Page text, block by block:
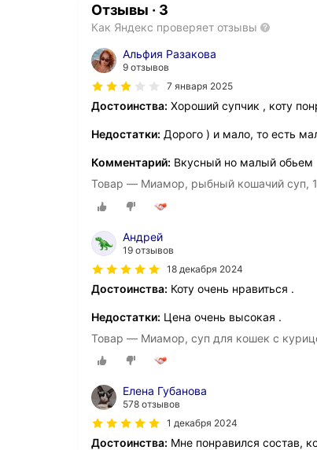
Отзывы · 3
Как Яндекс проверяет отзывы
Альфия Разакова
9 отзывов
7 января 2025
Достоинства: Хороший супчик , коту
Недостатки: Дорого ) и мало, то есть
Комментарий: Вкусный но малый обьем
Товар — Миамор, рыбный кошачий суп,
Андрей
19 отзывов
18 декабря 2024
Достоинства: Коту очень нравиться .
Недостатки: Цена очень высокая .
Товар — Миамор, суп для кошек с
Елена Губанова
578 отзывов
1 декабря 2024
Достоинства: Мне понравился состав,